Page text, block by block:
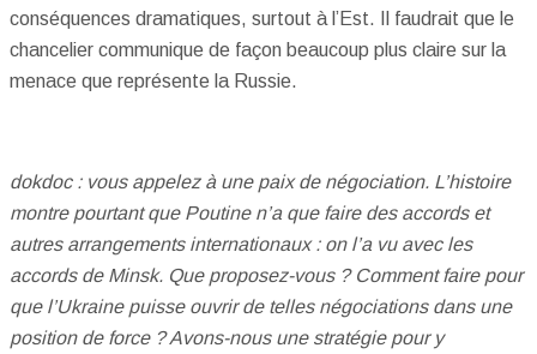
conséquences dramatiques, surtout à l’Est. Il faudrait que le
chancelier communique de façon beaucoup plus claire sur la
menace que représente la Russie.
dokdoc : vous appelez à une paix de négociation. L’histoire
montre pourtant que Poutine n’a que faire des accords et
autres arrangements internationaux : on l’a vu avec les
accords de Minsk. Que proposez-vous ? Comment faire pour
que l’Ukraine puisse ouvrir de telles négociations dans une
position de force ? Avons-nous une stratégie pour y